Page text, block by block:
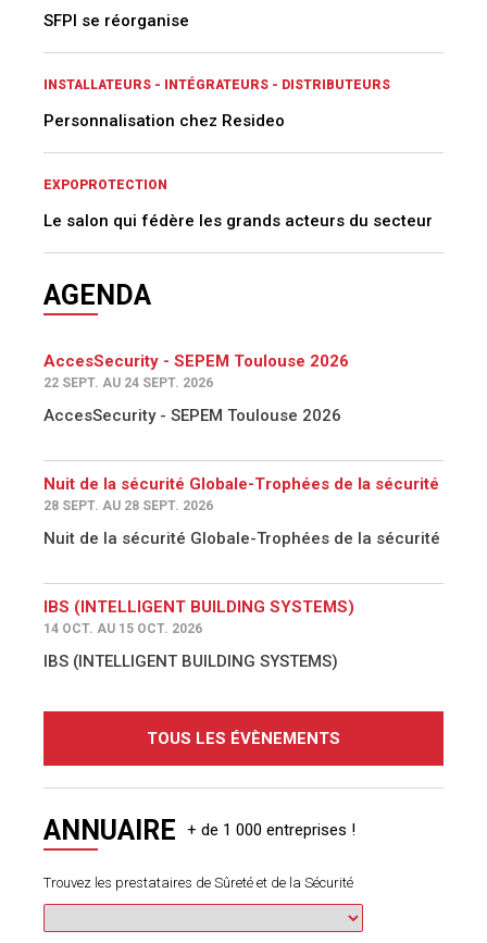
SFPI se réorganise
INSTALLATEURS - INTÉGRATEURS - DISTRIBUTEURS
Personnalisation chez Resideo
EXPOPROTECTION
Le salon qui fédère les grands acteurs du secteur
AGENDA
AccesSecurity - SEPEM Toulouse 2026
22 SEPT. AU 24 SEPT. 2026
AccesSecurity - SEPEM Toulouse 2026
Nuit de la sécurité Globale-Trophées de la sécurité
28 SEPT. AU 28 SEPT. 2026
Nuit de la sécurité Globale-Trophées de la sécurité
IBS (INTELLIGENT BUILDING SYSTEMS)
14 OCT. AU 15 OCT. 2026
IBS (INTELLIGENT BUILDING SYSTEMS)
TOUS LES ÉVÈNEMENTS
ANNUAIRE
Trouvez les prestataires de Sûreté et de la Sécurité